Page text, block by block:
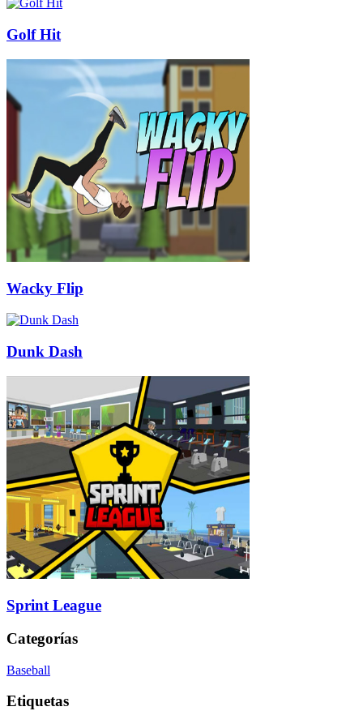
Golf Hit
Wacky Flip
Dunk Dash
Sprint League
Categorías
Baseball
Etiquetas